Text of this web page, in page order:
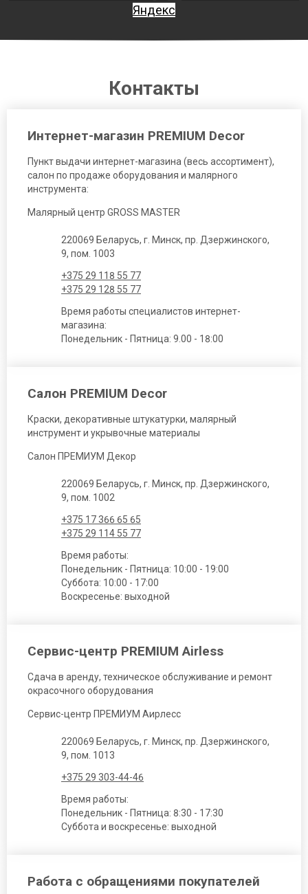
Яндекс
Контакты
Интернет-магазин PREMIUM Decor
Пункт выдачи интернет-магазина (весь ассортимент),
салон по продаже оборудования и малярного
инструмента:
Малярный центр GROSS MASTER
220069 Беларусь, г. Минск, пр. Дзержинского,
9, пом. 1003
+375 29 118 55 77
+375 29 128 55 77
Время работы специалистов интернет-
магазина:
Понедельник - Пятница: 9.00 - 18:00
Салон PREMIUM Decor
Краски, декоративные штукатурки, малярный
инструмент и укрывочные материалы
Салон ПРЕМИУМ Декор
220069 Беларусь, г. Минск, пр. Дзержинского,
9, пом. 1002
+375 17 366 65 65
+375 29 114 55 77
Время работы:
Понедельник - Пятница: 10:00 - 19:00
Суббота: 10:00 - 17:00
Воскресенье: выходной
Сервис-центр PREMIUM Airless
Сдача в аренду, техническое обслуживание и ремонт
окрасочного оборудования
Сервис-центр ПРЕМИУМ Аирлесс
220069 Беларусь, г. Минск, пр. Дзержинского,
9, пом. 1013
+375 29 303-44-46
Время работы:
Понедельник - Пятница: 8:30 - 17:30
Суббота и воскресенье: выходной
Работа с обращениями покупателей